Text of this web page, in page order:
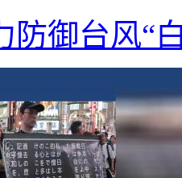
防御台风“